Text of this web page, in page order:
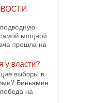
Трамп не
запаса
автор
о
мощной
прошла на
у власти?
выборы в
Биньямин
на